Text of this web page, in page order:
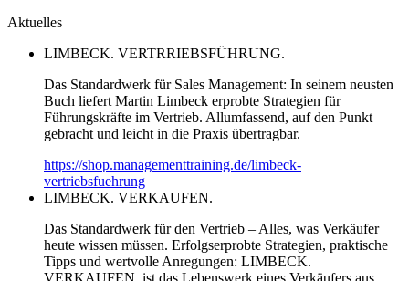
Aktuelles
LIMBECK. VERTRRIEBSFÜHRUNG.
Das Standardwerk für Sales Management: In seinem neusten
Buch liefert Martin Limbeck erprobte Strategien für
Führungskräfte im Vertrieb. Allumfassend, auf den Punkt
gebracht und leicht in die Praxis übertragbar.
https://shop.managementtraining.de/limbeck-
vertriebsfuehrung
LIMBECK. VERKAUFEN.
Das Standardwerk für den Vertrieb – Alles, was Verkäufer
heute wissen müssen. Erfolgserprobte Strategien, praktische
Tipps und wertvolle Anregungen: LIMBECK.
VERKAUFEN. ist das Lebenswerk eines Verkäufers aus